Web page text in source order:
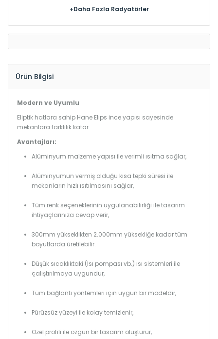
+Daha Fazla Radyatörler
Ürün Bilgisi
Modern ve Uyumlu
Eliptik hatlara sahip Hane Elips ince yapısı sayesinde
mekanlara farklılık katar.
Avantajları:
Alüminyum malzeme yapısı ile verimli ısıtma sağlar,
Alüminyumun vermiş olduğu kısa tepki süresi ile
mekanların hızlı ısıtılmasını sağlar,
Tüm renk seçeneklerinin uygulanabilirliği ile tasarım
ihtiyaçlarınıza cevap verir,
300mm yükseklikten 2.000mm yüksekliğe kadar tüm
boyutlarda üretilebilir.
Düşük sıcaklıktaki (Isı pompası vb.) ısı sistemleri ile
çalıştırılmaya uygundur,
Tüm bağlantı yöntemleri için uygun bir modeldir,
Pürüzsüz yüzeyi ile kolay temizlenir,
Özel profili ile özgün bir tasarım oluşturur,